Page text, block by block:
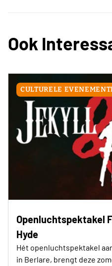
Ook
CULTURELE
Openluchtspektakel
Hyde
Hét openluchtspektakel
in Berlare, brengt deze